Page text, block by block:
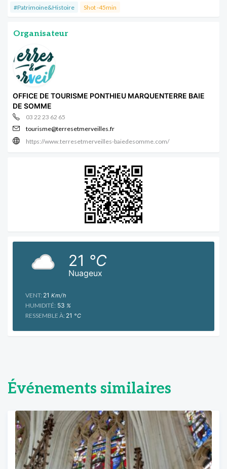
#Patrimoine&Histoire Shot -45min
Organisateur
OFFICE DE TOURISME PONTHIEU MARQUENTERRE BAIE
DE SOMME
03 22 23 62 65
tourisme@terresetmerveilles.fr
https://www.terresetmerveilles-baiedesomme.com/
Nuageux
21 °C
VENT: 21 Km/h
HUMIDITÉ: 53 %
RESSEMBLE À: 21 °C
Événements similaires